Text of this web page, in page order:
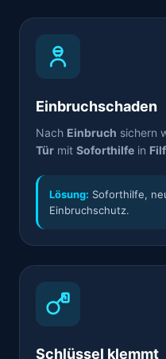
Einbruchschaden
Nach Einbruch sichern
Tür mit Soforthilfe in
Lösung: Soforthilfe,
Einbruchschutz.
Schlüssel klemmt